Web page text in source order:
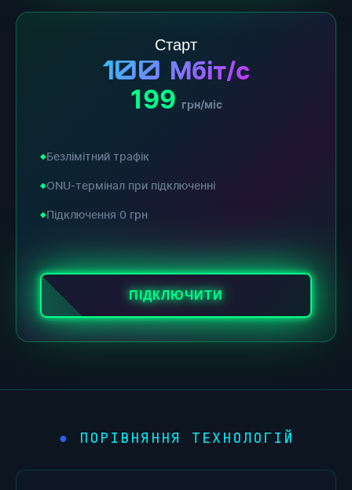
Старт
100 Мбіт/с
199 грн/міс
Безлімітний трафік
ONU-термінал при підключенні
Підключення 0 грн
ПІДКЛЮЧИТИ
● ПОРІВНЯННЯ ТЕХНОЛОГІЙ